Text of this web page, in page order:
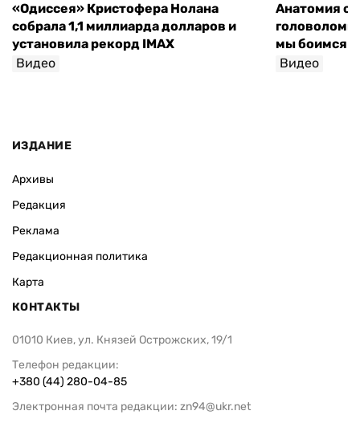
«Одиссея» Кристофера Нолана
собрала 1,1 миллиарда долларов и
установила рекорд IMAX
Видео
Анатомия
мы боимся
Видео
ИЗДАНИЕ
Архивы
Редакция
Реклама
Редакционная политика
Карта
КОНТАКТЫ
01010 Киев, ул. Князей Острожских, 19/1
Телефон редакции:
+380 (44) 280-04-85
Электронная почта редакции: zn94@ukr.net